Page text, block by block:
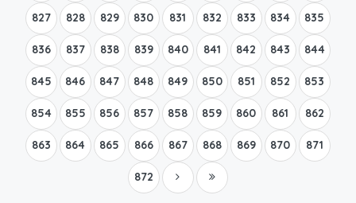
827 828 829 830 831 832 833 834 835
836 837 838 839 840 841 842 843 844
845 846 847 848 849 850 851 852 853
854 855 856 857 858 859 860 861 862
863 864 865 866 867 868 869 870 871
872